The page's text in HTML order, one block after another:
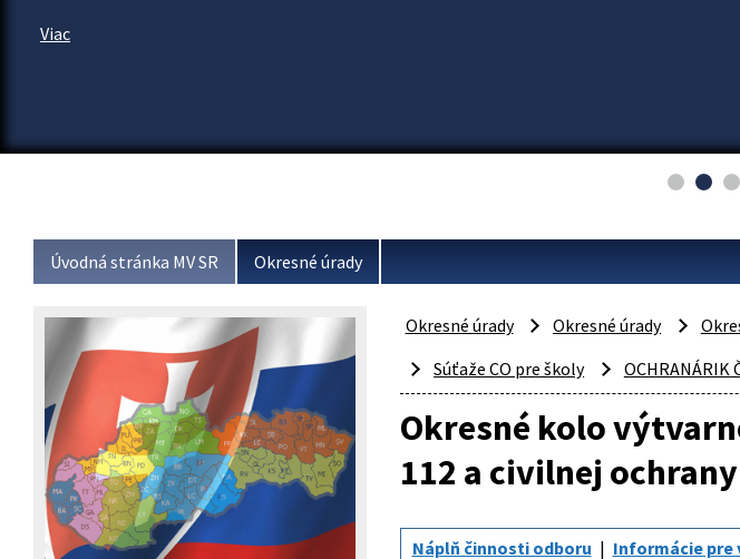
Viac
Úvodná stránka MV SR Okresné úrady
Okresné úrady Okresné úrady
Súťaže CO pre školy
OCHRANÁRIK
Okresné kolo
112 a civilnej
Náplň činnosti odboru Informácie pre